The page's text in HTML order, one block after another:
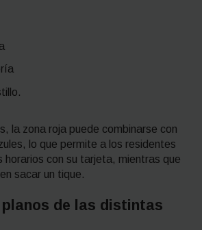
la zona roja puede combinarse con
lo que permite a los residentes
horarios con su tarjeta, mientras que
sacar un tique.
de las distintas